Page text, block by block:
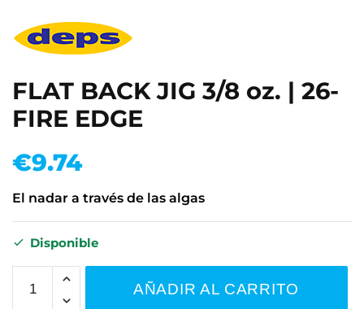
FLAT BACK JIG 3/8 oz. | 26-
FIRE EDGE
€9.74
El nadar a través de las algas
Disponible
AÑADIR AL CARRITO